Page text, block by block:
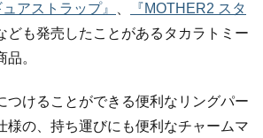
アストラップ』
『MOTHER2 スタ
ども発売したことがあるタカラトミー
。
つけることができる便利なリングパー
様の、持ち運びにも便利なチャームマ